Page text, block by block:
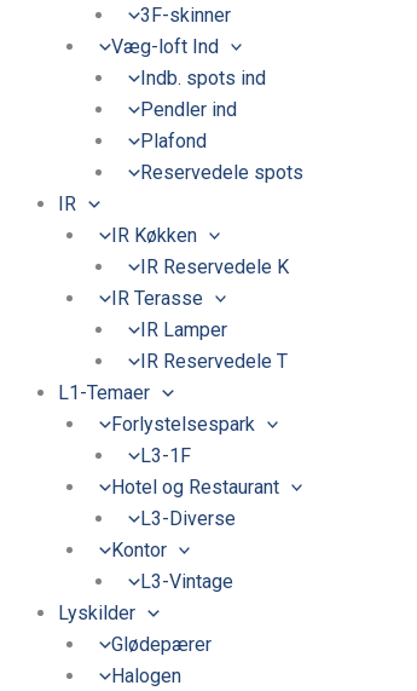
3F-skinner
Væg-loft Ind
Indb. spots ind
Pendler ind
Plafond
Reservedele spots
IR
IR Køkken
IR Reservedele K
IR Terasse
IR Lamper
IR Reservedele T
L1-Temaer
Forlystelsespark
L3-1F
Hotel og Restaurant
L3-Diverse
Kontor
L3-Vintage
Lyskilder
Glødepærer
Halogen